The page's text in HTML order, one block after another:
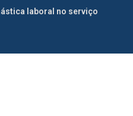
laboral no serviço